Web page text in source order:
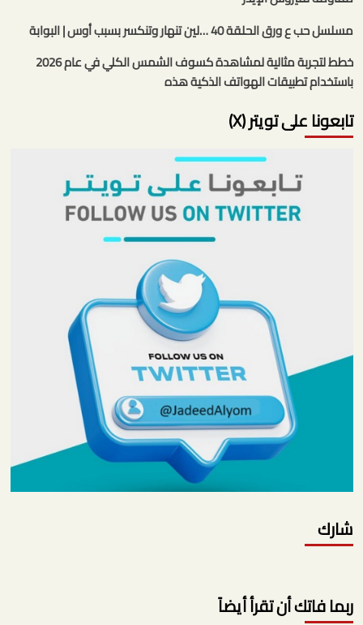
مسلسل حب ع ورق الحلقة 40 …لين تنهار وتنكسر بسبب أوس | البوابة
خطط لتجربة مثالية لمشاهدة كسوف الشمس الكلي في عام 2026
باستخدام تطبيقات الهواتف الذكية هذه
تابعونا على تويتر (X)
شارك
ربما فاتك أن تقرأ أيضاً